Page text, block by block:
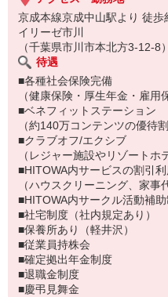
京成本線京成中山駅より 徒歩
イリーゼ市川
（千葉県市川市本北方3-12-8）
待遇
■各種社会保険完備
（健康保険・厚生年金・雇用
■ベネフィットステーション
（約140万コンテンツの優待割
■クラブオフ/エクシブ
（レジャー施設やリゾートホ
■HITOWA内サービスの割引利
（ハウスクリーニング、家事
■HITOWA内サークル活動補
■社宅制度（社内規定あり）
■保養所あり（軽井沢）
■従業員持株会
■確定拠出年金制度
■退職金制度
■慶弔見舞金